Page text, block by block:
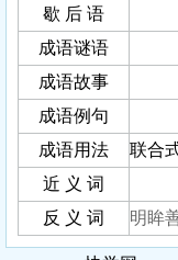
歇 后 语
成语谜语
成语故事
成语例句
成语用法
联合
近 义 词
反 义 词
明眸